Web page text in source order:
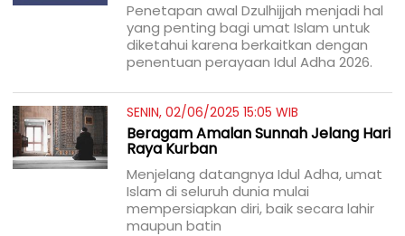
Penetapan awal Dzulhijjah menjadi hal
yang penting bagi umat Islam untuk
diketahui karena berkaitkan dengan
penentuan perayaan Idul Adha 2026.
SENIN, 02/06/2025 15:05 WIB
Beragam Amalan Sunnah Jelang Hari
Raya Kurban
Menjelang datangnya Idul Adha, umat
Islam di seluruh dunia mulai
mempersiapkan diri, baik secara lahir
maupun batin